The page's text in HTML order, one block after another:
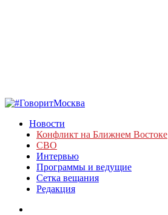
Новости
Конфликт на Ближнем Востоке
СВО
Интервью
Программы и ведущие
Сетка вещания
Редакция